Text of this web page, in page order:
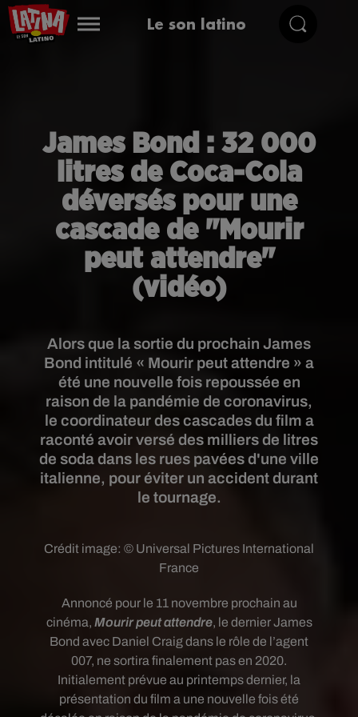
Le son latino
James Bond : 32 000
litres de Coca-Cola
déversés pour une
cascade de "Mourir
peut attendre"
(vidéo)
Alors que la sortie du prochain James
Bond intitulé « Mourir peut attendre » a
été une nouvelle fois repoussée en
raison de la pandémie de coronavirus,
le coordinateur des cascades du film a
raconté avoir versé des milliers de litres
de soda dans les rues pavées d'une ville
italienne, pour éviter un accident durant
le tournage.
Crédit image: © Universal Pictures International
France
Annoncé pour le 11 novembre prochain au
cinéma, Mourir peut attendre, le dernier James
Bond avec Daniel Craig dans le rôle de l’agent
007, ne sortira finalement pas en 2020.
Initialement prévue au printemps dernier, la
présentation du film a une nouvelle fois été